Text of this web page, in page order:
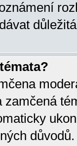
zamčená
důvodů.